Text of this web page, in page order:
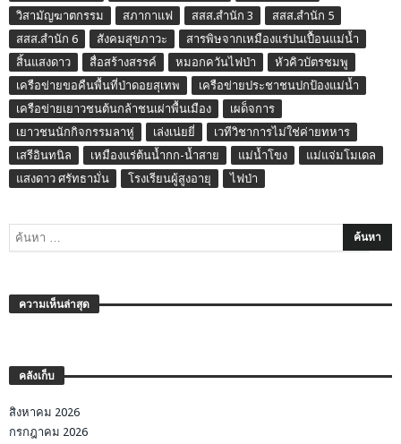
วิสามัญฆาตกรรม สภากาแฟ สสส.สำนัก 3
สสส.สำนัก 5
สสส.สำนัก 6
สังคมสุขภาวะ
สารพิษจากเหมืองแร่ปนเปื้อนแม่น้ำ
สิ้นแสงดาว
สื่อสร้างสรรค์ หมอกควันไฟป่า
หัวคิวบัตรชมพู
เครือข่ายขอคืนพื้นที่ป่าดอยสุเทพ
เครือข่ายประชาชนปกป้องแม่น้ำ
เครือข่ายเยาวชนต้นกล้าชนเผ่าพื้นเมือง
เผด็จการ
เยาวชนนักกิจกรรมลาหู่
เล่งเน่ยยี่
เวทีวิชาการไม่ใช่ค่ายทหาร
เสรีอินทนิล
เหมืองแร่ต้นน้ำกก-น้ำสาย แม่น้ำโขง
แม่แจ่มโมเดล
แสงดาว ศรัทธามั่น
โรงเรียนผู้สูงอายุ ไฟป่า
ความเห็นล่าสุด
คลังเก็บ
สิงหาคม 2026
กรกฎาคม 2026